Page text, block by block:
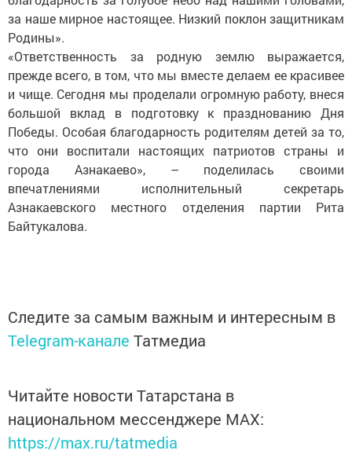
за наше мирное настоящее. Низкий поклон защитникам
Родины».
«Ответственность за родную землю выражается,
прежде всего, в том, что мы вместе делаем ее красивее
и чище. Сегодня мы проделали огромную работу, внеся
большой вклад в подготовку к празднованию Дня
Победы. Особая благодарность родителям детей за то,
что они воспитали настоящих патриотов страны и
города Азнакаево», – поделилась своими
впечатлениями исполнительный секретарь
Азнакаевского местного отделения партии Рита
Байтукалова.
Следите за самым важным и интересным в
Telegram-канале Татмедиа
Читайте новости Татарстана в
национальном мессенджере MАХ:
https://max.ru/tatmedia